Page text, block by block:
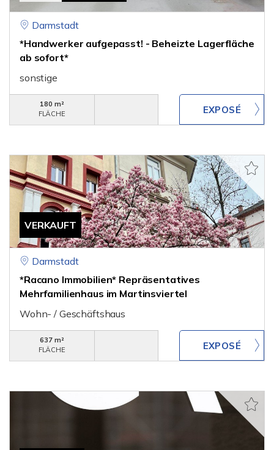
Darmstadt
*Handwerker aufgepasst! - Beheizte Lagerfläche
ab sofort*
sonstige
180 m²
FLÄCHE
VERKAUFT
Darmstadt
*Racano Immobilien* Repräsentatives
Mehrfamilienhaus im Martinsviertel
Wohn- / Geschäftshaus
637 m²
FLÄCHE